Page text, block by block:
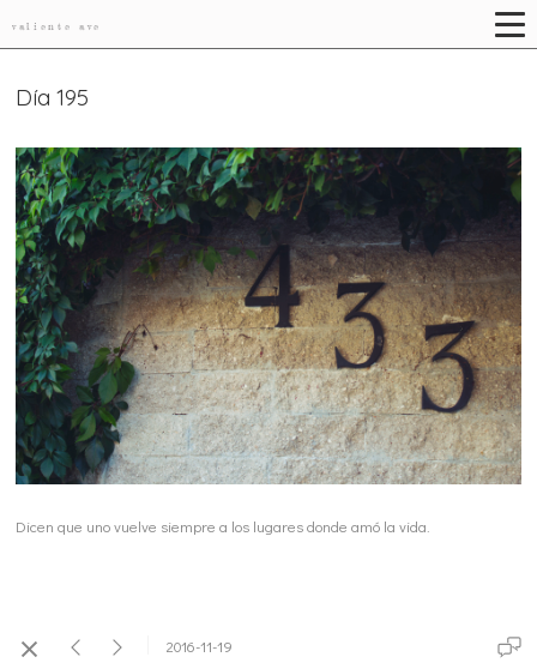
valiente ave
Día 195
Dicen que uno vuelve siempre a los lugares donde amó la vida.
2016-11-19